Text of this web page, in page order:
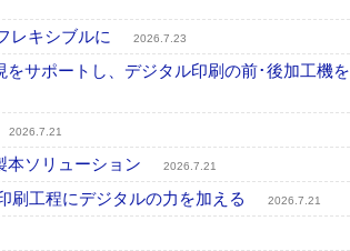
レキシブルに 2026.7.23
サポートし、デジタル印刷の前･後加工機を
2026.7.21
ソリューション 2026.7.21
工程にデジタルの力を加える 2026.7.21